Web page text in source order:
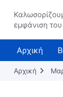
εμφάνιση
Αρχική
Αρχική